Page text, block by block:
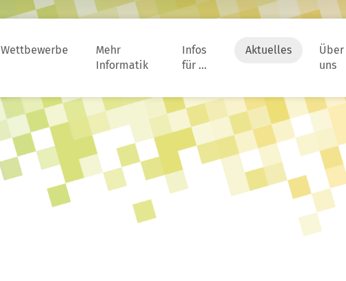
Wettbewerbe
Mehr
Informatik
Infos
für …
Aktuelles
Über
uns